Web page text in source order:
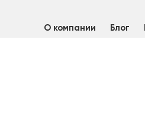
О компании Блог